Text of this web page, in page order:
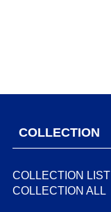
COLLECTION
COLLECTION LIST
COLLECTION ALL